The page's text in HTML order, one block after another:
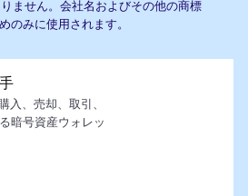
ません。会社名およびその他の商標
のみに使用されます。
、売却、取引、
暗号資産ウォレッ